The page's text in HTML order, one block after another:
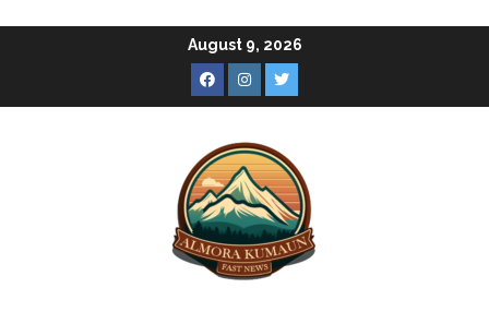
August 9, 2026
Facebook
Instagram
Twitter